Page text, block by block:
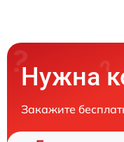
Нужна
Закажите